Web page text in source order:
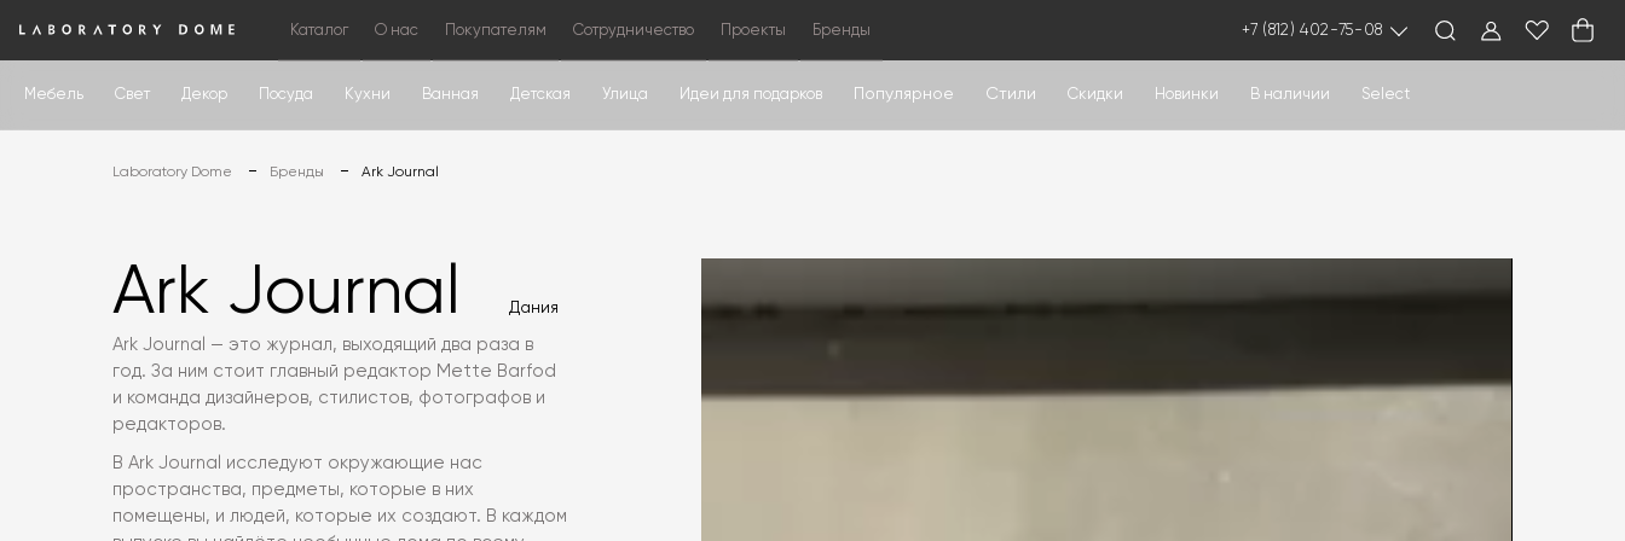
Каталог О нас Покупателям Сотрудничество Проекты Бренды +7 (812) 402-75-08
Мебель Свет Декор Посуда Кухни Ванная Детская Улица Идеи для подарков Популярное Стили Скидки Новинки В наличии Select
Laboratory Dome Бренды Ark Journal
Ark Journal Дания
Ark Journal — это журнал, выходящий два раза в
год. За ним стоит главный редактор Mette Barfod
и команда дизайнеров, стилистов, фотографов и
редакторов.
В Ark Journal исследуют окружающие нас
пространства, предметы, которые в них
помещены, и людей, которые их создают. В каждом